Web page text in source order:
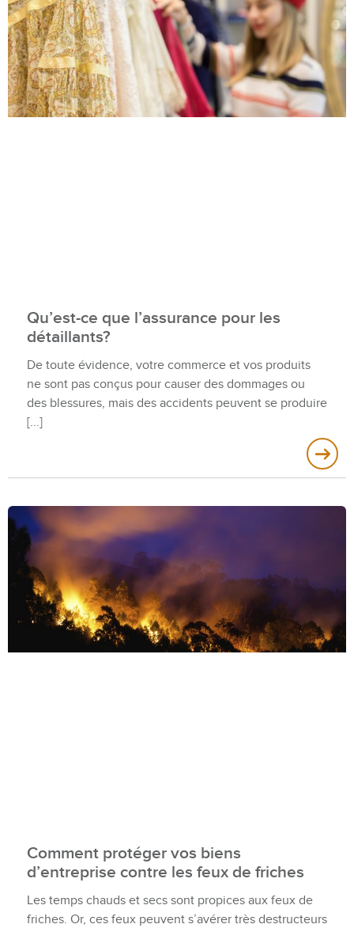
Qu’est-ce que l’assurance pour les
détaillants?
De toute évidence, votre commerce et vos produits
ne sont pas conçus pour causer des dommages ou
des blessures, mais des accidents peuvent se produire
Comment protéger vos biens
d’entreprise contre les feux de friches
Les temps chauds et secs sont propices aux feux de
friches. Or, ces feux peuvent s’avérer très destructeurs